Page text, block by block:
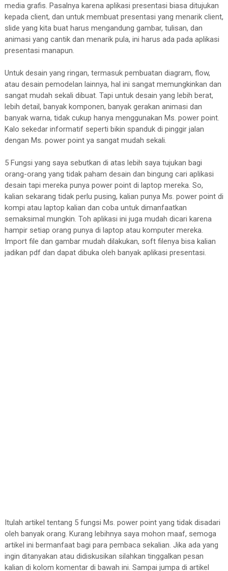
media grafis. Pasalnya karena aplikasi presentasi biasa ditujukan
kepada client, dan untuk membuat presentasi yang menarik client,
slide yang kita buat harus mengandung gambar, tulisan, dan
animasi yang cantik dan menarik pula, ini harus ada pada aplikasi
presentasi manapun.
Untuk desain yang ringan, termasuk pembuatan diagram, flow,
atau desain pemodelan lainnya, hal ini sangat memungkinkan dan
sangat mudah sekali dibuat. Tapi untuk desain yang lebih berat,
lebih detail, banyak komponen, banyak gerakan animasi dan
banyak warna, tidak cukup hanya menggunakan Ms. power point.
Kalo sekedar informatif seperti bikin spanduk di pinggir jalan
dengan Ms. power point ya sangat mudah sekali.
5 Fungsi yang saya sebutkan di atas lebih saya tujukan bagi
orang-orang yang tidak paham desain dan bingung cari aplikasi
desain tapi mereka punya power point di laptop mereka. So,
kalian sekarang tidak perlu pusing, kalian punya Ms. power point di
kompi atau laptop kalian dan coba untuk dimanfaatkan
semaksimal mungkin. Toh aplikasi ini juga mudah dicari karena
hampir setiap orang punya di laptop atau komputer mereka.
Import file dan gambar mudah dilakukan, soft filenya bisa kalian
jadikan pdf dan dapat dibuka oleh banyak aplikasi presentasi.
Itulah artikel tentang 5 fungsi Ms. power point yang tidak disadari
oleh banyak orang. Kurang lebihnya saya mohon maaf, semoga
artikel ini bermanfaat bagi para pembaca sekalian. Jika ada yang
ingin ditanyakan atau didiskusikan silahkan tinggalkan pesan
kalian di kolom komentar di bawah ini. Sampai jumpa di artikel